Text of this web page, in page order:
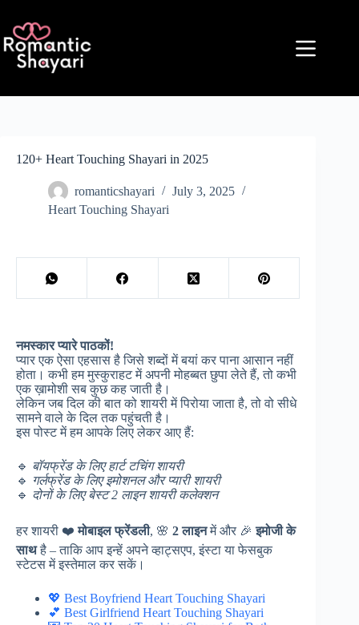
content
120+ Heart Touching Shayari in 2025
romanticshayari
July 3, 2025
Heart Touching Shayari
नमस्कार प्यारे पाठकों!
प्यार एक ऐसा एहसास है जिसे शब्दों में बयां कर पाना आसान नहीं
होता। कभी हम मुस्कुराहट में अपनी मोहब्बत छुपा लेते हैं, तो कभी
एक ख़ामोशी सब कुछ कह जाती है।
लेकिन जब दिल की बात को शायरी में पिरोया जाता है, तो वो सीधे
सामने वाले के दिल तक पहुंचती है।
इस पोस्ट में हम आपके लिए लेकर आए हैं:
🔹 बॉयफ्रेंड के लिए हार्ट टचिंग शायरी
🔹 गर्लफ्रेंड के लिए इमोशनल और प्यारी शायरी
🔹 दोनों के लिए बेस्ट 2 लाइन शायरी कलेक्शन
हर शायरी ❤️मोबाइल फ्रेंडली, 🌸 2 लाइनमें और 🎉इमोजी के
साथहै – ताकि आप इन्हें अपने व्हाट्सएप, इंस्टा या फेसबुक
स्टेटस में इस्तेमाल कर सकें।
💖 Best Boyfriend Heart Touching Shayari
💕 Best Girlfriend Heart Touching Shayari